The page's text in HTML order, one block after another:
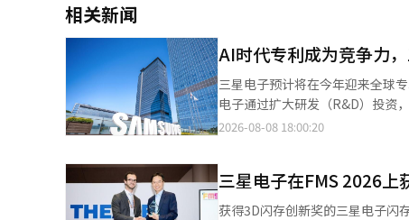
相关新闻
AI时代专利成为竞争力
三星电子预计将在今年迎来全球
电子通过扩大研发（R&D）投资
子在第二季度的研发支出达到历
是在全球专利争端最活跃的美国
册专利最多的企业。根据美国专
2026-08-08 18:00:20
三星电子在FMS 2026上
获得3D闪存创新奖的三星电子闪